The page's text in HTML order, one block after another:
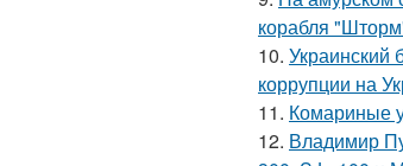
корабля
10. Украинский
коррупции на
11. Комариные
12. Владимир